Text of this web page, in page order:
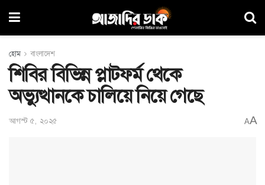
হোম বাংলাদেশ
শিবির বিভিন্ন প্লাটফর্ম থেকে
অভ্যুত্থানকে চালিয়ে নিয়ে গেছে
আগস্ট ৫, ২০২৫ AA